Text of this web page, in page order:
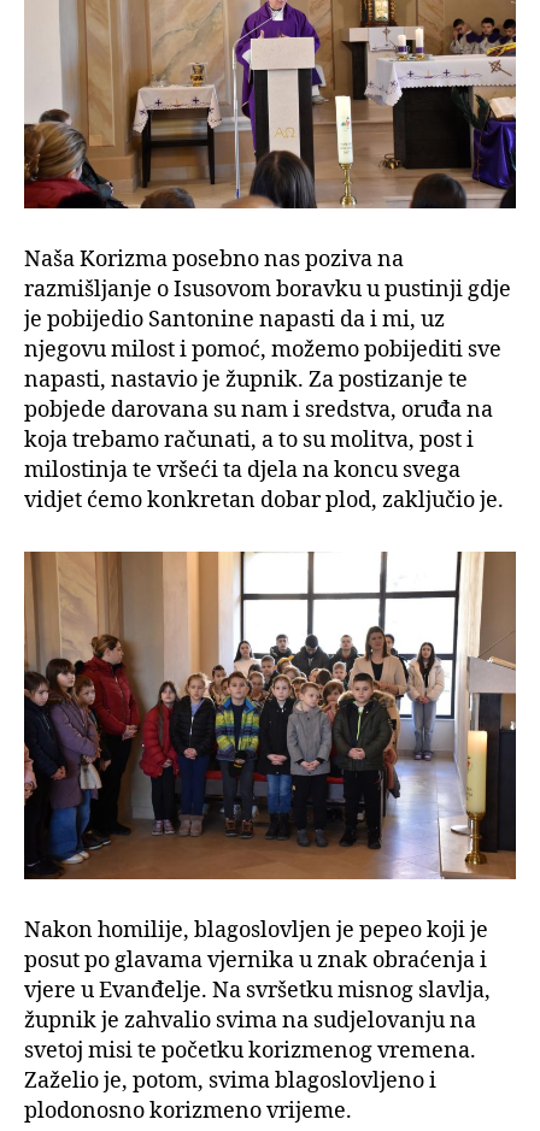
Naša Korizma posebno nas poziva na
razmišljanje o Isusovom boravku u pustinji gdje
je pobijedio Santonine napasti da i mi, uz
njegovu milost i pomoć, možemo pobijediti sve
napasti, nastavio je župnik. Za postizanje te
pobjede darovana su nam i sredstva, oruđa na
koja trebamo računati, a to su molitva, post i
milostinja te vršeći ta djela na koncu svega
vidjet ćemo konkretan dobar plod, zaključio je.
Nakon homilije, blagoslovljen je pepeo koji je
posut po glavama vjernika u znak obraćenja i
vjere u Evanđelje. Na svršetku misnog slavlja,
župnik je zahvalio svima na sudjelovanju na
svetoj misi te početku korizmenog vremena.
Zaželio je, potom, svima blagoslovljeno i
plodonosno korizmeno vrijeme.